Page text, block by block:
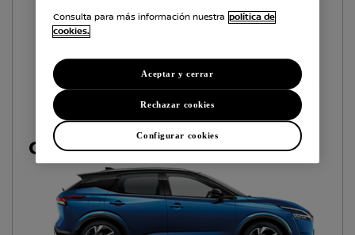
QASHQAI
Consulta para más información nuestra política de
cookies.
Rechazar cookies
Aceptar y cerrar
Configurar cookies